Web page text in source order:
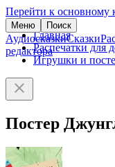
Перейти к основному
Меню Поиск
АудиосказкиСказки
редактора
Главная
Распечатки для
Игрушки и
Постер